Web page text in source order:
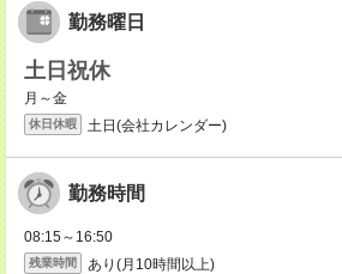
勤務曜日
土日祝休
月～金
休日休暇 土日(会社カレンダー)
勤務時間
08:15～16:50
残業時間 あり(月10時間以上)